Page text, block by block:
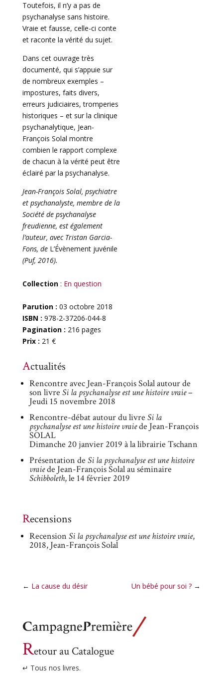
Toutefois, il n’y a pas de
psychanalyse sans histoire.
Vraie et fausse, celle-ci conte
et raconte la vérité du sujet.
Dans cet ouvrage très
documenté, qui s’appuie sur
de nombreux exemples –
impostures, faits divers,
erreurs judiciaires, tromperies
historiques – et sur la clinique
psychanalytique, Jean-
François Solal montre
combien le rapport complexe
de chacun à la vérité peut être
éclairé par la psychanalyse.
Jean-François Solal, psychiatre
et psychanalyste, membre de la
Société de psychanalyse
freudienne, est également
l’auteur, avec Tristan Garcia-
Fons, de L’Évènement juvénile
(Puf, 2016).
Collection: En question
Parution : 03 octobre 2018
ISBN : 978-2-37206-044-8
Pagination : 216 pages
Prix : 21 €
Actualités
Rencontre avec Jean-François Solal autour de
son livre Si la psychanalyse est une histoire vraie–
Jeudi 15 novembre 2018
Rencontre-débat autour du livre Si la
psychanalyse est une histoire vraiede Jean-François
SOLAL
Dimanche 20 janvier 2019 à la librairie Tschann
Présentation de Si la psychanalyse est une histoire
vraiede Jean-François Solal au séminaire
Schibboleth, le 14 février 2019
Recensions
Recension Si la psychanalyse est une histoire vraie,
2018, Jean-François Solal
← La cause du désir Un bébé pour soi ? →
Retour au Catalogue
↵ Tous nos livres.